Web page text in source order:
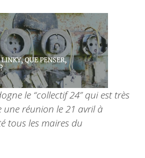
le “collectif 24” qui est très
une réunion le 21 avril à
tous les maires du